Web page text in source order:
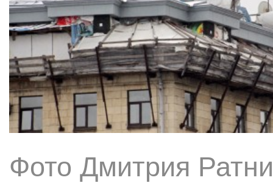
Фото Дмитрия